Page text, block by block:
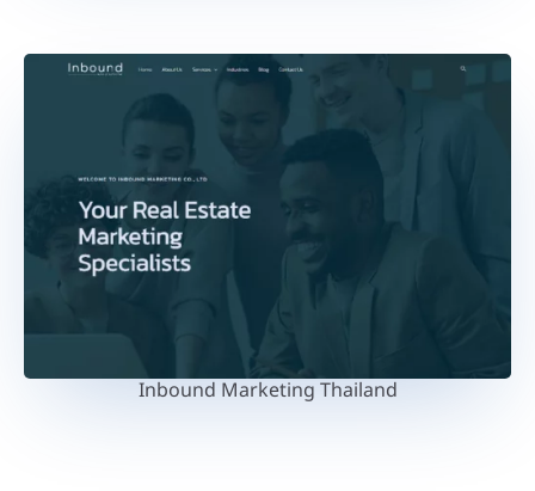
Inbound Marketing Thailand